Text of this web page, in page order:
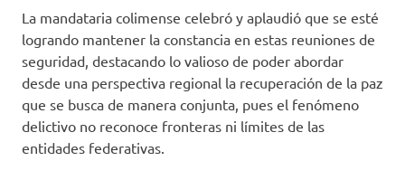
La mandataria colimense celebró y aplaudió que se esté
logrando mantener la constancia en estas reuniones de
seguridad, destacando lo valioso de poder abordar
desde una perspectiva regional la recuperación de la paz
que se busca de manera conjunta, pues el fenómeno
delictivo no reconoce fronteras ni límites de las
entidades federativas.